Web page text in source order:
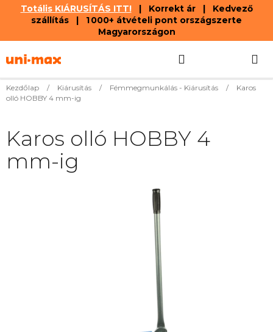
Totális KIÁRUSÍTÁS ITT!| Korrekt ár | Kedvező
szállítás | 1 000+ átvételi pont országszerte
Magyarországon
tartalomhoz
KOSÁR
Kezdőlap / Kiárusítás / Fémmegmunkálás - Kiárusítás /
Karos
olló HOBBY 4 mm-ig
Karos olló HOBBY 4
mm-ig